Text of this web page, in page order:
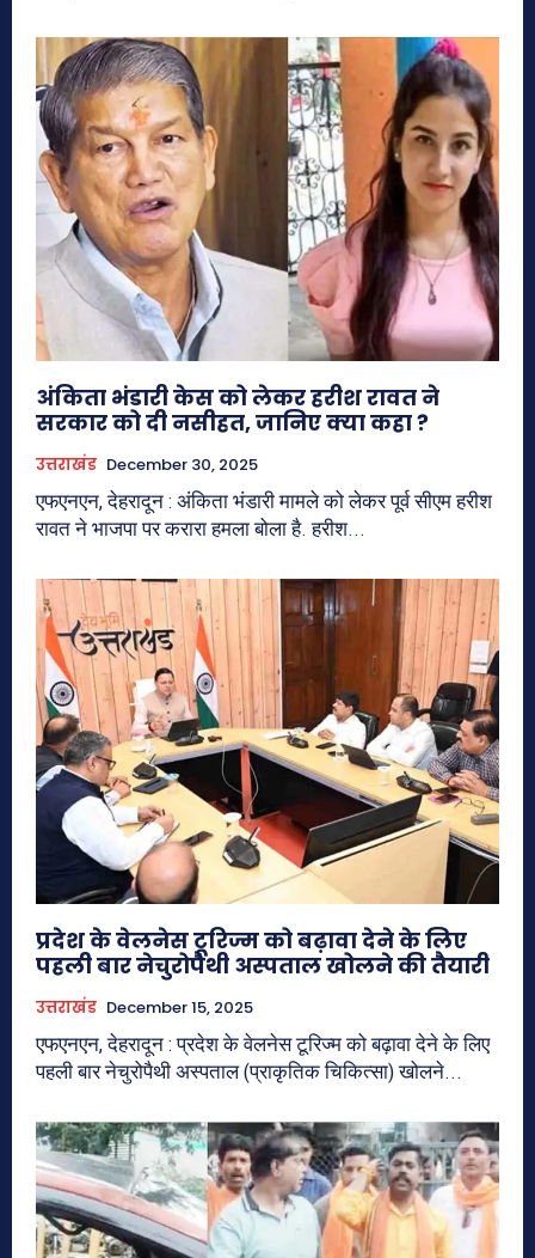
अंकिता भंडारी केस को लेकर हरीश रावत ने
सरकार को दी नसीहत, जानिए क्या कहा ?
उत्तराखंड December 30, 2025
एफएनएन, देहरादून : अंकिता भंडारी मामले को लेकर पूर्व सीएम हरीश
रावत ने भाजपा पर करारा हमला बोला है. हरीश...
प्रदेश के वेलनेस टूरिज्म को बढ़ावा देने के लिए
पहली बार नेचुरोपैथी अस्पताल खोलने की तैयारी
उत्तराखंड December 15, 2025
एफएनएन, देहरादून : प्रदेश के वेलनेस टूरिज्म को बढ़ावा देने के लिए
पहली बार नेचुरोपैथी अस्पताल (प्राकृतिक चिकित्सा) खोलने...